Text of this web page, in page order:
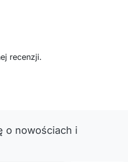
recenzji.
o nowościach i